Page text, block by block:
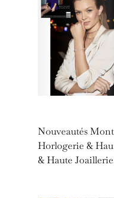
Nouveautés
Horlogerie &
& Haute